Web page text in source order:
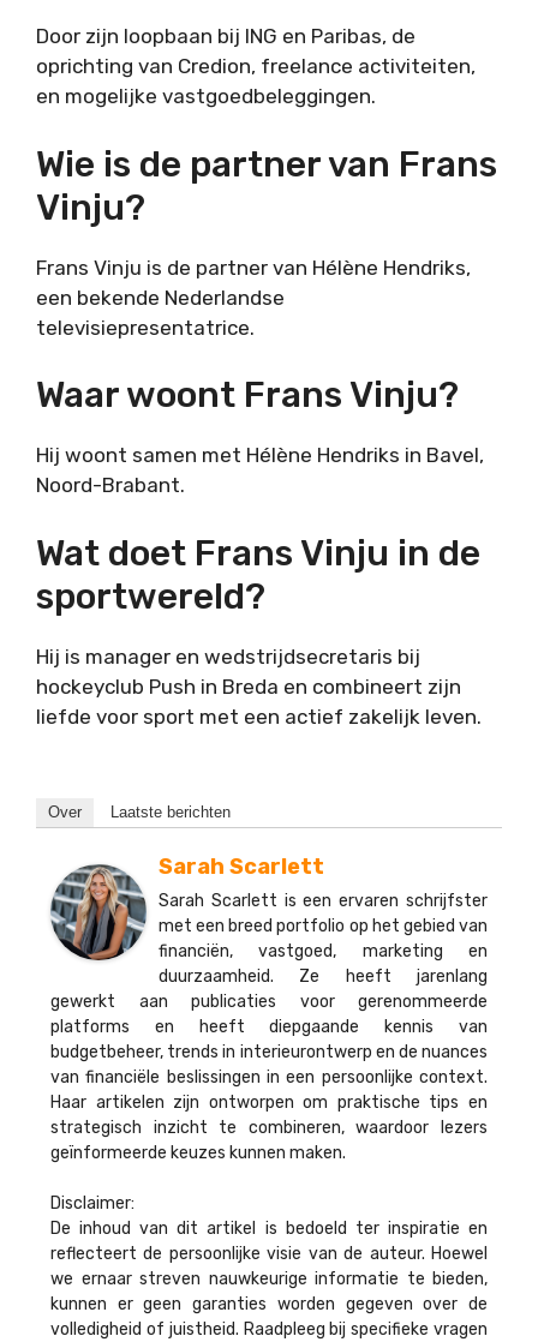
Door zijn loopbaan bij ING en Paribas, de
oprichting van Credion, freelance activiteiten,
en mogelijke vastgoedbeleggingen.
Wie is de partner van Frans
Vinju?
Frans Vinju is de partner van Hélène Hendriks,
een bekende Nederlandse
televisiepresentatrice.
Waar woont Frans Vinju?
Hij woont samen met Hélène Hendriks in Bavel,
Noord-Brabant.
Wat doet Frans Vinju in de
sportwereld?
Hij is manager en wedstrijdsecretaris bij
hockeyclub Push in Breda en combineert zijn
liefde voor sport met een actief zakelijk leven.
Over Laatste berichten
Sarah Scarlett
Sarah Scarlett is een ervaren schrijfster
met een breed portfolio op het gebied van
financiën, vastgoed, marketing en
duurzaamheid. Ze heeft jarenlang
gewerkt aan publicaties voor gerenommeerde
platforms en heeft diepgaande kennis van
budgetbeheer, trends in interieurontwerp en de nuances
van financiële beslissingen in een persoonlijke context.
Haar artikelen zijn ontworpen om praktische tips en
strategisch inzicht te combineren, waardoor lezers
geïnformeerde keuzes kunnen maken.
Disclaimer:
De inhoud van dit artikel is bedoeld ter inspiratie en
reflecteert de persoonlijke visie van de auteur. Hoewel
we ernaar streven nauwkeurige informatie te bieden,
kunnen er geen garanties worden gegeven over de
volledigheid of juistheid. Raadpleeg bij specifieke vragen